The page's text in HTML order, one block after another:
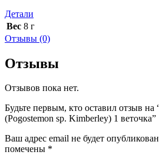
Детали
Вес 8 г
Отзывы (0)
Отзывы
Отзывов пока нет.
Будьте первым, кто оставил отзыв
(Pogostemon sp. Kimberley) 1 веточка”
Ваш адрес email не будет
помечены *